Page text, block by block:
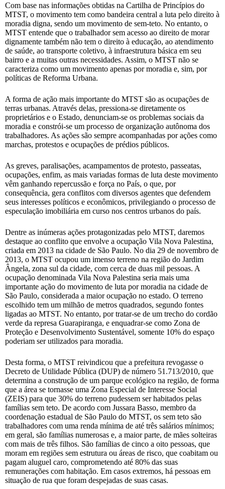
Com base nas informações obtidas na Cartilha de Princípios do
MTST, o movimento tem como bandeira central a luta pelo direito à
moradia digna, sendo um movimento de sem-teto. No entanto, o
MTST entende que o trabalhador sem acesso ao direito de morar
dignamente também não tem o direito à educação, ao atendimento
de saúde, ao transporte coletivo, à infraestrutura básica em seu
bairro e a muitas outras necessidades. Assim, o MTST não se
caracteriza como um movimento apenas por moradia e, sim, por
políticas de Reforma Urbana.
A forma de ação mais importante do MTST são as ocupações de
terras urbanas. Através delas, pressiona-se diretamente os
proprietários e o Estado, denunciam-se os problemas sociais da
moradia e constrói-se um processo de organização autônoma dos
trabalhadores. As ações são sempre acompanhadas por ações como
marchas, protestos e ocupações de prédios públicos.
As greves, paralisações, acampamentos de protesto, passeatas,
ocupações, enfim, as mais variadas formas de luta deste movimento
vêm ganhando repercussão e força no País, o que, por
consequência, gera conflitos com diversos agentes que defendem
seus interesses políticos e econômicos, privilegiando o processo de
especulação imobiliária em curso nos centros urbanos do país.
Dentre as inúmeras ações protagonizadas pelo MTST, daremos
destaque ao conflito que envolve a ocupação Vila Nova Palestina,
criada em 2013 na cidade de São Paulo. No dia 29 de novembro de
2013, o MTST ocupou um imenso terreno na região do Jardim
Ângela, zona sul da cidade, com cerca de duas mil pessoas. A
ocupação denominada Vila Nova Palestina seria mais uma
importante ação do movimento de luta por moradia na cidade de
São Paulo, considerada a maior ocupação no estado. O terreno
escolhido tem um milhão de metros quadrados, segundo fontes
ligadas ao MTST. No entanto, por tratar-se de um trecho do cordão
verde da represa Guarapiranga, e enquadrar-se como Zona de
Proteção e Desenvolvimento Sustentável, somente 10% do espaço
poderiam ser utilizados para moradia.
Desta forma, o MTST reivindicou que a prefeitura revogasse o
Decreto de Utilidade Pública (DUP) de número 51.713/2010, que
determina a construção de um parque ecológico na região, de forma
que a área se tornasse uma Zona Especial de Interesse Social
(ZEIS) para que 30% do terreno pudessem ser habitados pelas
famílias sem teto. De acordo com Jussara Basso, membro da
coordenação estadual de São Paulo do MTST, os sem teto são
trabalhadores com uma renda mínima de até três salários mínimos;
em geral, são famílias numerosas e, a maior parte, de mães solteiras
com mais de três filhos. São famílias de cinco a oito pessoas, que
moram em regiões sem estrutura ou áreas de risco, que coabitam ou
pagam aluguel caro, comprometendo até 80% das suas
remunerações com habitação. Em casos extremos, há pessoas em
situação de rua que foram despejadas de suas casas.